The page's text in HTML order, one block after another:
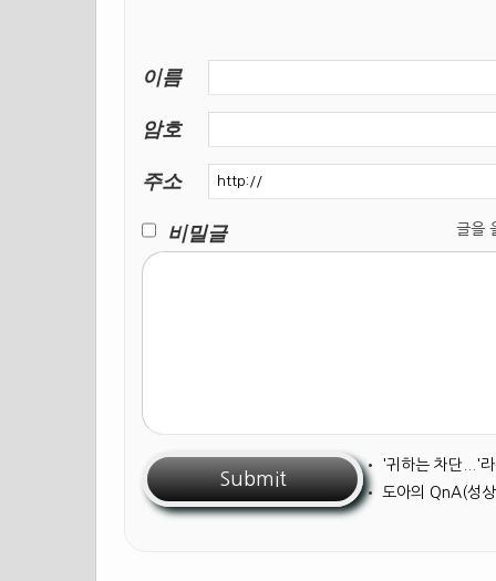
이름
암호
주소
비밀글
글을
• '귀하는 차단...'
• 도아의 QnA(성